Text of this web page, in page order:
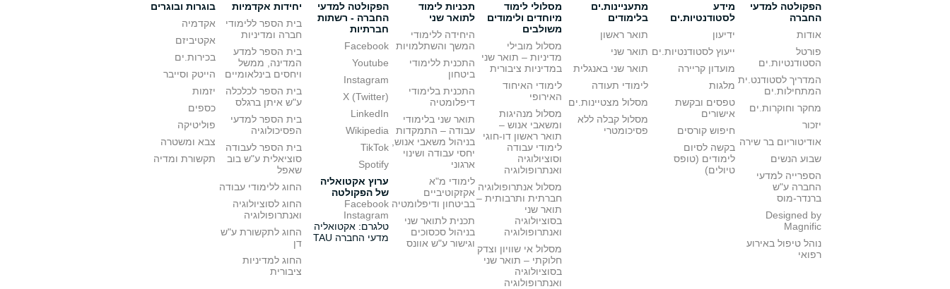
הפקולטה למדעי
החברה
אודות
פורטל
הסטודנטיות.ים
המדריך לסטודנט.ית
המתחילות.ים
מחקר וחוקרות.ים
יזכור
אודיטוריום בר שירה
שבוע הנשים
הספרייה למדעי
החברה ע"ש
ברנדר-מוס
Designed by
Magnific
נוהל טיפול באירוע
רפואי
מידע
לסטודנטיות.ים
ידיעון
ייעוץ לסטודנטיות.ים
מועדון קריירה
מלגות
טפסים ובקשת
אישורים
חיפוש קורסים
בקשה לסיום
לימודים (טופס
טיולים)
מתעניינות.ים
בלימודים
תואר ראשון
תואר שני
תואר שני באנגלית
לימודי תעודה
מסלול מצטיינות.ים
מסלול קבלה ללא
פסיכומטרי
מסלולי לימוד
מיוחדים ולימודים
משולבים
מסלול מובילי
מדיניות – תואר שני
במדיניות ציבורית
לימודי האיחוד
האירופי
מסלול מנהיגות
ומשאבי אנוש –
תואר ראשון דו-חוגי
לימודי עבודה
וסוציולוגיה
ואנתרופולוגיה
מסלול אנתרופולוגיה
חברתית ותרבותית –
תואר שני
בסוציולוגיה
ואנתרופולוגיה
מסלול אי שוויון וצדק
חלוקתי – תואר שני
בסוציולוגיה
ואנתרופולוגיה
תכניות לימוד
לתואר שני
היחידה ללימודי
המשך והשתלמויות
התכנית ללימודי
ביטחון
התכנית בלימודי
דיפלומטיה
תואר שני בלימודי
עבודה – התמקדות
בניהול משאבי אנוש,
יחסי עבודה ושינוי
ארגוני
לימודי מ"א
אקזקוטיביים
בביטחון ודיפלומטיה
תכנית לתואר שני
בניהול סכסוכים
וגישור ע"ש אוונס
הפקולטה למדעי
החברה - רשתות
חברתיות
Facebook
Youtube
Instagram
X (Twitter)
LinkedIn
Wikipedia
TikTok
Spotify
ערוץ אקטואליה
של הפקולטה
Facebook
Instagram
טלגרם: אקטואליה
מדעי החברה TAU
יחידות אקדמיות
בית הספר ללימודי
חברה ומדיניות
בית הספר למדע
המדינה, ממשל
ויחסים בינלאומיים
בית הספר לכלכלה
ע"ש איתן ברגלס
בית הספר למדעי
הפסיכולוגיה
בית הספר לעבודה
סוציאלית ע"ש בוב
שאפל
החוג ללימודי עבודה
החוג לסוציולוגיה
ואנתרופולוגיה
החוג לתקשורת ע"ש
דן
החוג למדיניות
ציבורית
בוגרות ובוגרים
אקדמיה
אקטיביזם
בכירות.ים
הייטק וסייבר
יזמות
כספים
פוליטיקה
צבא ומשטרה
תקשורת ומדיה